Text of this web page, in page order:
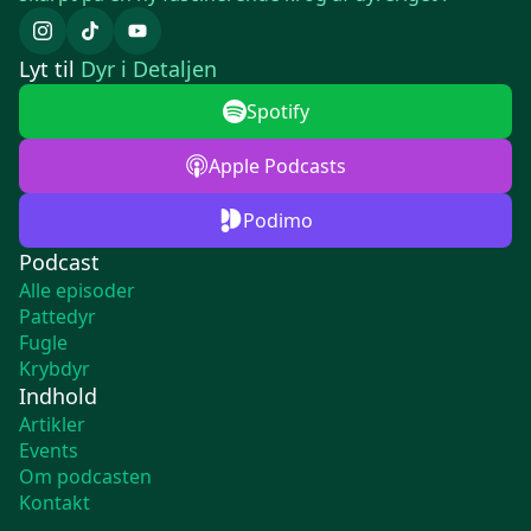
Podcast
Alle episoder
Pattedyr
Fugle
Krybdyr
Indhold
Artikler
Events
Om podcasten
Kontakt
Lyt til Dyr i Detaljen
Spotify
Apple Podcasts
Podimo